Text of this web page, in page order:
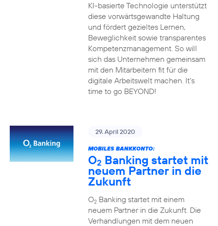
KI-basierte Technologie unterstützt
diese vorwärtsgewandte Haltung
und fördert gezieltes Lernen,
Beweglichkeit sowie transparentes
Kompetenzmanagement. So will
sich das Unternehmen gemeinsam
mit den Mitarbeitern fit für die
digitale Arbeitswelt machen. It’s
time to go BEYOND!
29. April 2020
MOBILES BANKKONTO:
O2 Banking startet mit
neuem Partner in die
Zukunft
O2Banking startet mit einem
neuem Partner in die Zukunft. Die
Verhandlungen mit dem neuen